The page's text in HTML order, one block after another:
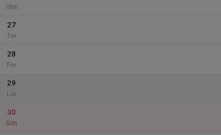
Ons
27
Tor
28
Fre
29
Lör
30
Sön